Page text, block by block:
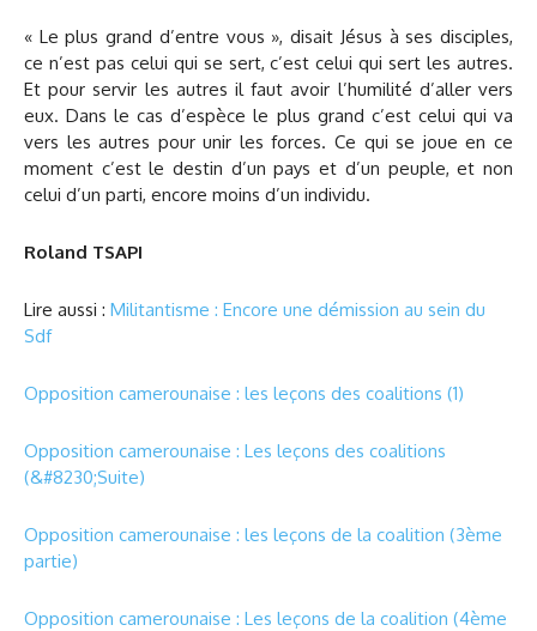
« Le plus grand d’entre vous », disait Jésus à ses disciples,
ce n’est pas celui qui se sert, c’est celui qui sert les autres.
Et pour servir les autres il faut avoir l’humilité d’aller vers
eux. Dans le cas d’espèce le plus grand c’est celui qui va
vers les autres pour unir les forces. Ce qui se joue en ce
moment c’est le destin d’un pays et d’un peuple, et non
celui d’un parti, encore moins d’un individu.
Roland TSAPI
Lire aussi : Militantisme : Encore une démission au sein du
Sdf
Opposition camerounaise : les leçons des coalitions (1)
Opposition camerounaise : Les leçons des coalitions
(&#8230;Suite)
Opposition camerounaise : les leçons de la coalition (3ème
partie)
Opposition camerounaise : Les leçons de la coalition (4ème